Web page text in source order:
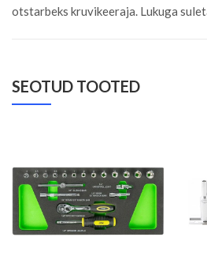
otstarbeks kruvikeeraja. Lukuga
SEOTUD TOOTED